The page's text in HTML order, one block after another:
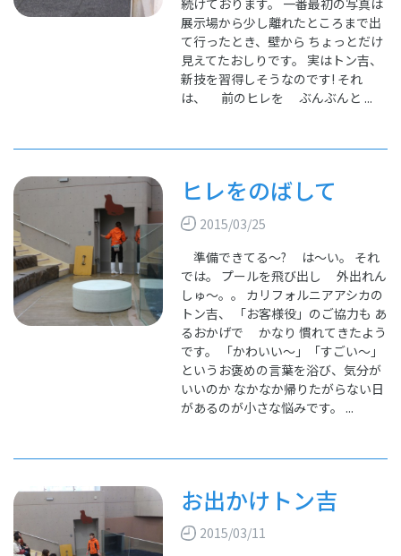
続けております。 一番最初の写真は
展示場から少し離れたところまで出
て行ったとき、壁から ちょっとだけ
見えてたおしりです。 実はトン吉、
新技を習得しそうなのです! それ
は、 前のヒレを ぶんぶんと ...
ヒレをのばして
2015/03/25
準備できてる～? は～い。 それ
では。 プールを飛び出し 外出れん
しゅ～。。 カリフォルニアアシカの
トン吉、 「お客様役」のご協力も あ
るおかげで かなり 慣れてきたよう
です。 「かわいい～」「すごい～」
というお褒めの言葉を浴び、気分が
いいのか なかなか帰りたがらない日
があるのが小さな悩みです。 ...
お出かけトン吉
2015/03/11